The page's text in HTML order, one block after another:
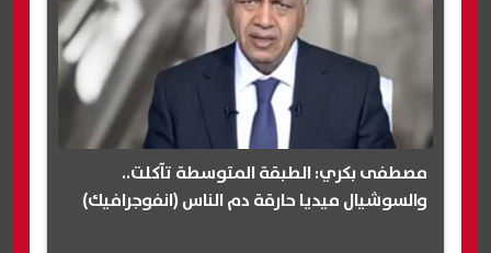
مصطفى بكري: الطبقة المتوسطة تآكلت..
والسوشيال ميديا حارقة دم الناس (انفوجرافيك)